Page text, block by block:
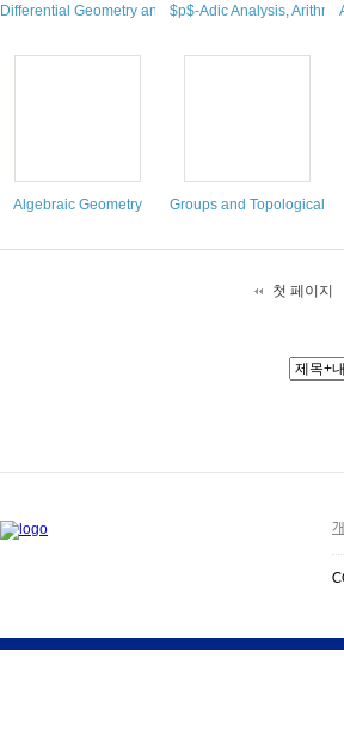
Differential Geometry and Global Analysis
$p$-Adic Analysis,
Algebraic Geometry Groups and Topological
첫 페이지